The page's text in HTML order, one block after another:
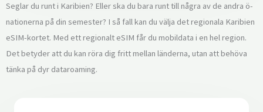
Seglar du runt i Karibien? Eller ska du bara runt till några av de andra ö-
nationerna på din semester? I så fall kan du välja det regionala Karibien
eSIM-kortet. Med ett regionalt eSIM får du mobildata i en hel region.
Det betyder att du kan röra dig fritt mellan länderna, utan att behöva
tänka på dyr dataroaming.